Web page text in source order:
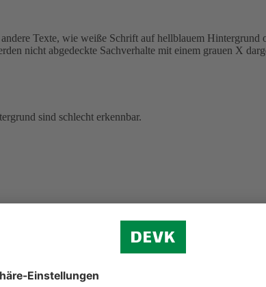
Texte, wie weiße Schrift auf hellblauem Hintergrund
nicht abgedeckte Sachverhalte mit einem grauen X
sind schlecht erkennbar.
ungelesene und ausgewählte Dokumente anzeigen, sind
gelb-weiß (bei Postbox-Werkzeugen),